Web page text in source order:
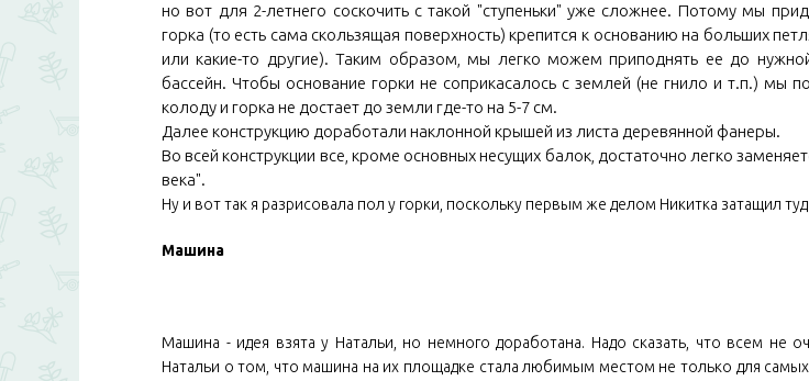
но вот для 2-летнего соскочить с такой "ступеньки" уже сложнее. Потому мы
горка (то есть сама скользящая поверхность) крепится к основанию на больших
или какие-то другие). Таким образом, мы легко можем приподнять ее до
бассейн. Чтобы основание горки не соприкасалось с землей (не гнило и т.п.) мы
колоду и горка не достает до земли где-то на 5-7 см.
Далее конструкцию доработали наклонной крышей из листа деревянной фанеры.
Во всей конструкции все, кроме основных несущих балок, достаточно легко
века".
Ну и вот так я разрисовала пол у горки, поскольку первым же делом Никитка затащил
Машина
Машина - идея взята у Натальи, но немного доработана. Надо сказать, что всем не
Натальи о том, что машина на их площадке стала любимым местом не только для